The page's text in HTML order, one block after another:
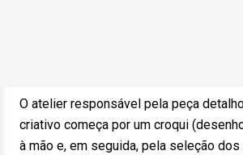
O atelier responsável pela peça
criativo começa por um croqui
à mão e, em seguida, pela seleção